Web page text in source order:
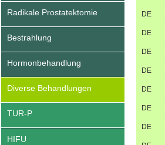
Radikale Prostatektomie
Bestrahlung
Hormonbehandlung
Diverse Behandlungen
TUR-P
HIFU
DE
DE
DE
DE
DE
DE
DE